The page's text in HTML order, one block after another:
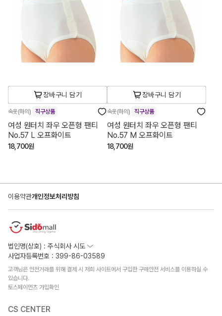
장바구니 담기
속옷(하의) 직구상품
여성 원터치 좌우 오픈형 팬티
No.57 L 오프화이트
18,700원
장바구니 담기
속옷(하의) 직구상품
여성 원터치 좌우 오픈형 팬티
No.57 M 오프화이트
18,700원
이용약관개인정보처리방침
법인명(상호) : 주식회사 시도
사업자등록번호 : 399-86-03589
고객님은 안전거래를 위해 결제 시 저희 사이트에서 구입한 구매안전 서비스를 이용하실 수
있습니다.
토스페이먼츠 가입확인
CS CENTER